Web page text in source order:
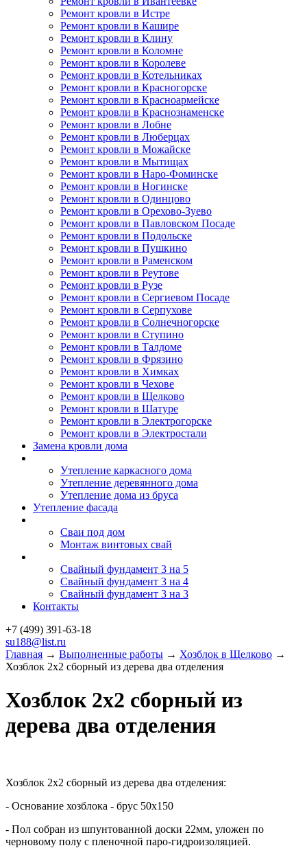
Ремонт кровли в Истре
Ремонт кровли в Кашире
Ремонт кровли в Клину
Ремонт кровли в Коломне
Ремонт кровли в Королеве
Ремонт кровли в Котельниках
Ремонт кровли в Красногорске
Ремонт кровли в Красноармейске
Ремонт кровли в Краснознаменске
Ремонт кровли в Лобне
Ремонт кровли в Люберцах
Ремонт кровли в Можайске
Ремонт кровли в Мытищах
Ремонт кровли в Наро-Фоминске
Ремонт кровли в Ногинске
Ремонт кровли в Одинцово
Ремонт кровли в Орехово-Зуево
Ремонт кровли в Павловском Посаде
Ремонт кровли в Подольске
Ремонт кровли в Пушкино
Ремонт кровли в Раменском
Ремонт кровли в Реутове
Ремонт кровли в Рузе
Ремонт кровли в Сергиевом Посаде
Ремонт кровли в Серпухове
Ремонт кровли в Солнечногорске
Ремонт кровли в Ступино
Ремонт кровли в Талдоме
Ремонт кровли в Фрязино
Ремонт кровли в Химках
Ремонт кровли в Чехове
Ремонт кровли в Щелково
Ремонт кровли в Шатуре
Ремонт кровли в Электрогорске
Ремонт кровли в Электростали
Замена кровли дома
Утепление каркасного дома
Утепление деревянного дома
Утепление дома из бруса
Утепление фасада
Сваи под дом
Монтаж винтовых свай
Свайный фундамент 3 на 5
Свайный фундамент 3 на 4
Свайный фундамент 3 на 3
Контакты
+7 (499) 391-63-18
su188@list.ru
Главная → Выполненные работы → Хозблок в Щелково →
Хозблок 2х2 сборный из дерева два отделения
Хозблок 2х2 сборный из
дерева два отделения
Хозблок 2х2 сборный из дерева два отделения:
- Основание хозблока - брус 50х150
- Пол собран из шпунтованной доски 22мм, уложен по
черновому полу с пленочной паро-гидроизоляцией.